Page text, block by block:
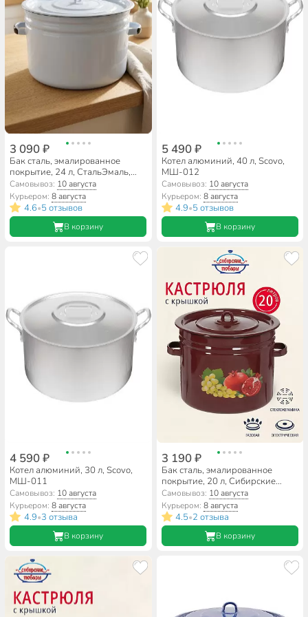
3 090 ₽
Бак сталь, эмалированное
покрытие, 24 л, СтальЭмаль,
2с29, в ассортименте
Самовывоз: 10 августа
Курьером:8 августа
4.6•5 отзывов
В корзину
5 490 ₽
Котел алюминий, 40 л, Scovo,
МШ-012
Самовывоз: 10 августа
Курьером: 8 августа
4.9•5 отзывов
В корзину
4 590 ₽
Котел алюминий, 30 л, Scovo,
МШ-011
Самовывоз: 10 августа
Курьером:8 августа
4.9•3 отзыва
В корзину
3 190 ₽
Бак сталь, эмалированное
покрытие, 20 л, Сибирские
товары, С2827/.в/59/.СГ59, в
ассортименте
Самовывоз: 10 августа
Курьером: 8 августа
4.5•2 отзыва
В корзину